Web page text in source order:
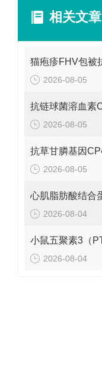
相关文章
2026-08-05
2026-08-05
2026-08-05
2026-08-04
2026-08-04